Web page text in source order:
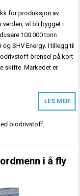
for produksjon av
vil bli bygget i
100.000 tonn
SHV Energy. I tillegg til
brensel på kort
skifte. Markedet er
LES MER
biodrivstoff
i å fly